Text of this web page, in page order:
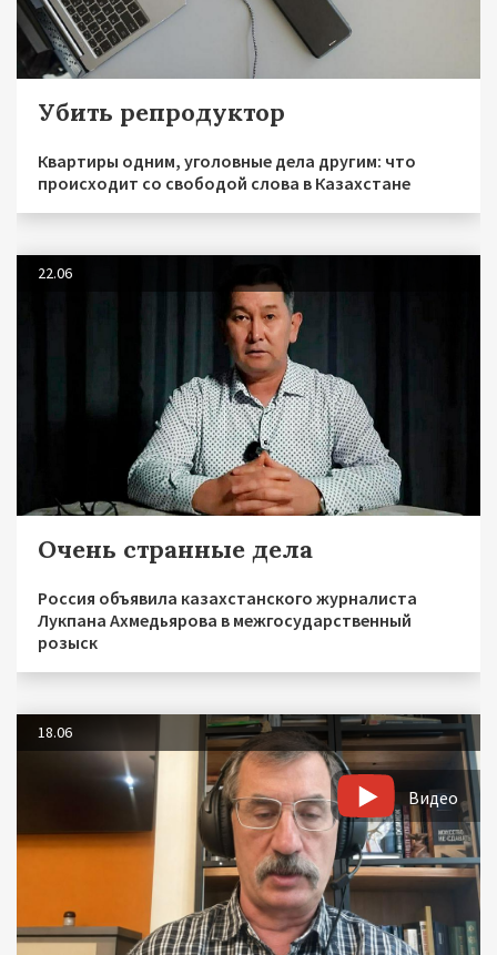
Убить репродуктор
Квартиры одним, уголовные дела другим: что
происходит со свободой слова в Казахстане
22.06
Очень странные дела
Россия объявила казахстанского журналиста
Лукпана Ахмедьярова в межгосударственный
розыск
18.06
Видео